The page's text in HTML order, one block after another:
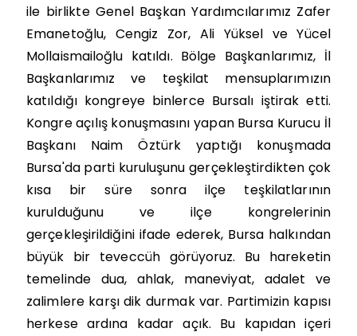
ile birlikte Genel Başkan Yardımcılarımız Zafer
Emanetoğlu, Cengiz Zor, Ali Yüksel ve Yücel
Mollaismailoğlu katıldı. Bölge Başkanlarımız, İl
Başkanlarımız ve teşkilat mensuplarımızın
katıldığı kongreye binlerce Bursalı iştirak etti.
Kongre açılış konuşmasını yapan Bursa Kurucu İl
Başkanı Naim Öztürk yaptığı konuşmada
Bursa'da parti kuruluşunu gerçekleştirdikten çok
kısa bir süre sonra ilçe teşkilatlarının
kurulduğunu ve ilçe kongrelerinin
gerçekleşirildiğini ifade ederek, Bursa halkından
büyük bir teveccüh görüyoruz. Bu hareketin
temelinde dua, ahlak, maneviyat, adalet ve
zalimlere karşı dik durmak var. Partimizin kapısı
herkese ardına kadar açık. Bu kapıdan içeri